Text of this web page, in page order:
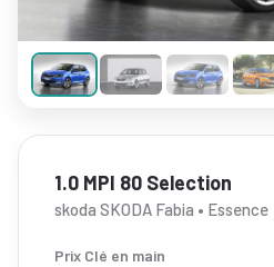
1.0 MPI 80 Selection
skoda SKODA Fabia • Essence
Prix Clé en main